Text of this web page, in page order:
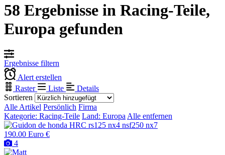
58 Ergebnisse in Racing-Teile,
Europa gefunden
Ergebnisse filtern
Alert erstellen
Raster
Liste
Details
Sortieren
Alle Artikel Persönlich Firma
Kategorie: Racing-Teile Land: Europa Alle entfernen
190.00 Euro €
4